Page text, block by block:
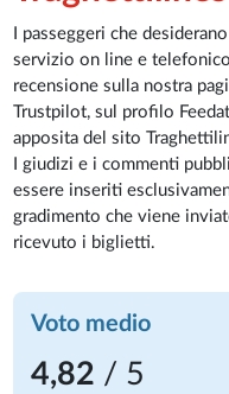
I passeggeri che
servizio on line e
recensione sulla nostra
Trustpilot, sul profilo
apposita del sito
I giudizi e i commenti
essere inseriti
gradimento che viene
ricevuto i biglietti.
Voto medio
4,82 / 5